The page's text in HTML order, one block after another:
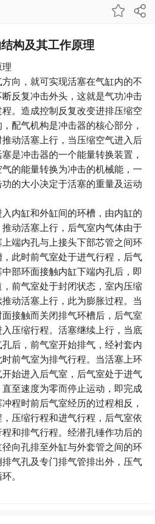
构及其工作原理
向，就可实现活塞在气缸内的不
反复冲击外头，这就是气功冲击
。造成控制反复改变进排压缩空
配气机构是冲击器的核心部分，
动活塞上行，当压缩空气进入后
是冲击器的一个能量转换装置，
的能量转换为冲击的机械能，一
的大小决定于活塞的重量及运动
内缸和外缸间的环槽，由内缸的
动活塞上行，后气室内气体由于
端内孔与上接头下部芯管之间环
此时前气室处于进气行程，后气
部环面接触内缸下端内孔后，即
前气室处于封闭状态，室内压缩
动活塞上行，此为膨胀过程。当
接触而关闭排气环槽后，后气室
压缩行程。活塞继续上行，当底
后，前气室开始排气，经衬套内
前气室为排气行程。当活塞上环
始进入后气室，后气室处于进气
至速度为零而停止运动，即完成
程时前后气室经历的过程相反，
压缩行程和进气行程，后气室依
和排气行程。经潜孔锤作功后的
向孔排至外缸与外套管之间的环
气孔及专门排气管排出外，压气
。